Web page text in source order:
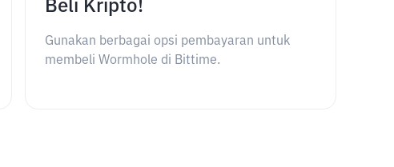
Beli Kripto!
Gunakan berbagai opsi pembayaran untuk
membeli Wormhole di Bittime.